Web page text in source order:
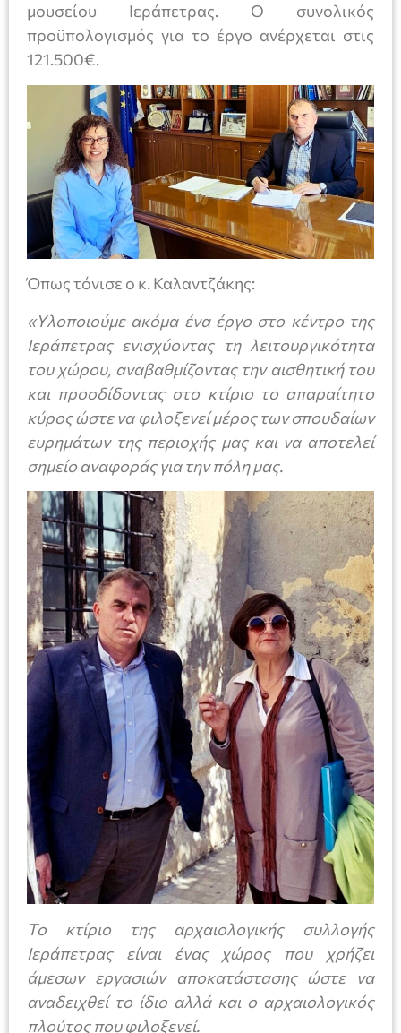
μουσείου Ιεράπετρας. Ο συνολικός
προϋπολογισμός για το έργο ανέρχεται στις
121.500€.
Όπως τόνισε ο κ. Καλαντζάκης:
«Υλοποιούμε ακόμα ένα έργο στο κέντρο της
Ιεράπετρας ενισχύοντας τη λειτουργικότητα
του χώρου, αναβαθμίζοντας την αισθητική του
και προσδίδοντας στο κτίριο το απαραίτητο
κύρος ώστε να φιλοξενεί μέρος των σπουδαίων
ευρημάτων της περιοχής μας και να αποτελεί
σημείο αναφοράς για την πόλη μας.
Το κτίριο της αρχαιολογικής συλλογής
Ιεράπετρας είναι ένας χώρος που χρήζει
άμεσων εργασιών αποκατάστασης ώστε να
αναδειχθεί το ίδιο αλλά και ο αρχαιολογικός
πλούτος που φιλοξενεί.